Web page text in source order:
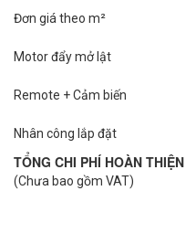
Đơn giá theo m²
Motor đẩy mở lật
Remote + Cảm biến
Nhân công lắp đặt
TỔNG CHI PHÍ HOÀN THIỆN
(Chưa bao gồm VAT)